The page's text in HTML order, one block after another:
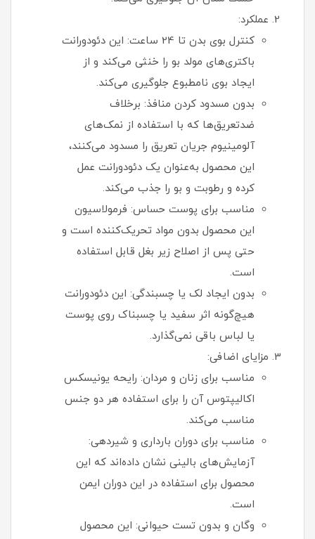
عملکرد:
کنترل بوی بدن تا 24 ساعت: این دئودورانت
باکتری‌های مولد بو را خنثی می‌کند و از
ایجاد بوی نامطبوع جلوگیری می‌کند.
بدون مسدود کردن منافذ: برخلاف
ضدتعریق‌ها که با استفاده از نمک‌های
آلومینیوم جریان تعریق را مسدود می‌کنند،
این محصول به‌عنوان یک دئودورانت عمل
کرده و رطوبت و بو را جذب می‌کند.
مناسب برای پوست حساس: فرمولاسیون
این محصول بدون مواد تحریک‌کننده است و
حتی پس از اصلاح زیر بغل قابل استفاده
است.
بدون ایجاد لک یا چسبندگی: این دئودورانت
هیچ‌گونه اثر سفید یا چسبناک روی پوست
یا لباس باقی نمی‌گذارد.
مزایای اضافی:
مناسب برای زنان و مردان: رایحه یونیسکس
اکالیپتوس آن را برای استفاده هر دو جنس
مناسب می‌کند.
مناسب برای دوران بارداری و شیردهی:
آزمایش‌های بالینی نشان داده‌اند که این
محصول برای استفاده در این دوران ایمن
است.
وگان و بدون تست حیوانی: این محصول